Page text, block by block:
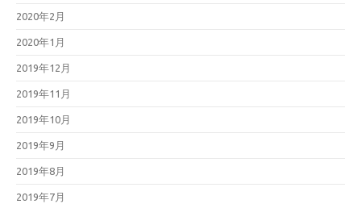
2020年2月
2020年1月
2019年12月
2019年11月
2019年10月
2019年9月
2019年8月
2019年7月